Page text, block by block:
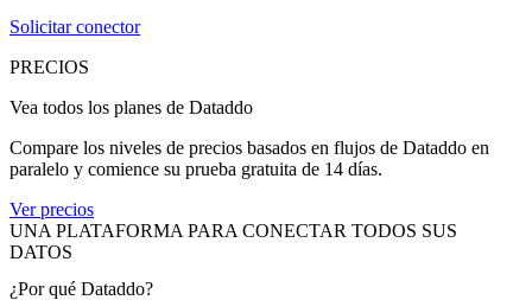
Solicitar conector
PRECIOS
Vea todos los planes de Dataddo
Compare los niveles de precios basados en flujos de Dataddo en
paralelo y comience su prueba gratuita de 14 días.
Ver precios
UNA PLATAFORMA PARA CONECTAR TODOS SUS
DATOS
¿Por qué Dataddo?